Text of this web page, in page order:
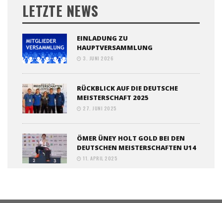
LETZTE NEWS
EINLADUNG ZU
HAUPTVERSAMMLUNG
3. JUNI 2026
RÜCKBLICK AUF DIE DEUTSCHE
MEISTERSCHAFT 2025
27. JUNI 2025
ÖMER ÜNEY HOLT GOLD BEI DEN
DEUTSCHEN MEISTERSCHAFTEN U14
11. APRIL 2025